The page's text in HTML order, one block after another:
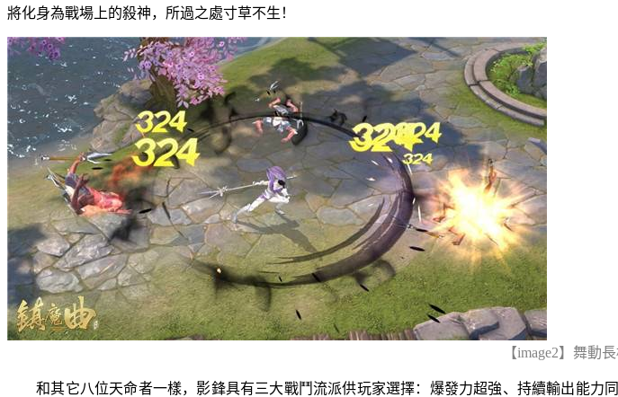
將化身為戰場上的殺神，所過之處寸草不生！
【image2】 舞動
和其它八位天命者一樣，影鋒具有三大戰鬥流派供玩家選擇：爆發力超強、持續輸出能